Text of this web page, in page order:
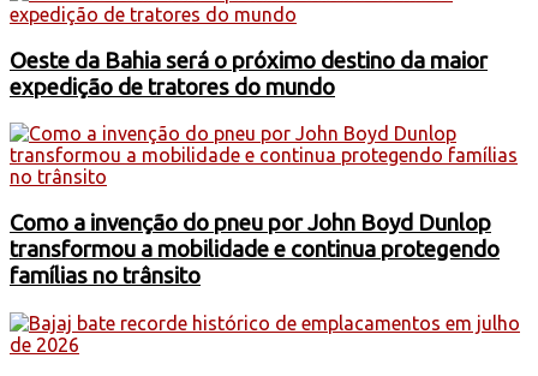
Oeste da Bahia será o próximo destino da maior
expedição de tratores do mundo
Como a invenção do pneu por John Boyd Dunlop
transformou a mobilidade e continua protegendo
famílias no trânsito